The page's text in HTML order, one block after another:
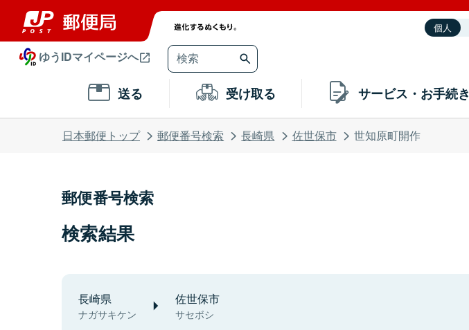
個人
ゆうIDマイページへ
送る 受け取る サービス・お手続き
日本郵便トップ 郵便番号検索 長崎県 佐世保市 世知原町開作
郵便番号検索
検索結果
長崎県
ナガサキケン
佐世保市
サセボシ